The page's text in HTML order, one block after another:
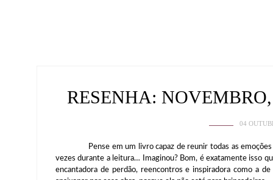
RESENHA:
04
Pense em um livro capaz de reunir todas as emoções
vezes durante a leitura… Imaginou? Bom, é exatamente isso
encantadora de perdão, reencontros e inspiradora como a de